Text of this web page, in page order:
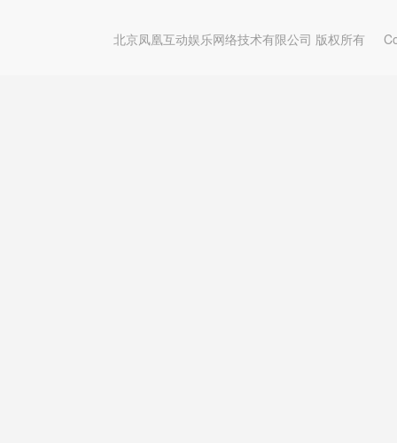
北京凤凰互动娱乐网络技术有限公司 版权所有